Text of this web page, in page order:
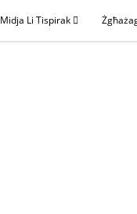
Midja Li Tispirak